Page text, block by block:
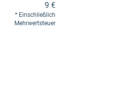
9 €
Einschließlich
Mehrwertsteuer